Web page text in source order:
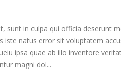
sunt in culpa qui officia deserunt
iste natus error sit voluptatem
ipsa quae ab illo inventore
magni dol...